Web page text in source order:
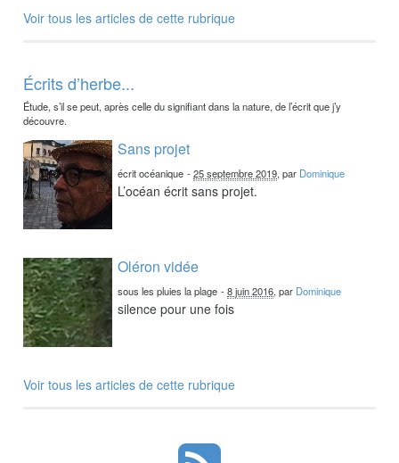
Voir tous les articles de cette rubrique
Écrits d’herbe...
Étude, s’il se peut, après celle du signifiant dans la nature, de l’écrit que j’y
découvre.
Sans projet
écrit océanique -25 septembre 2019, par Dominique
L’océan écrit sans projet.
Oléron vidée
sous les pluies la plage -8 juin 2016, par Dominique
silence pour une fois
Voir tous les articles de cette rubrique